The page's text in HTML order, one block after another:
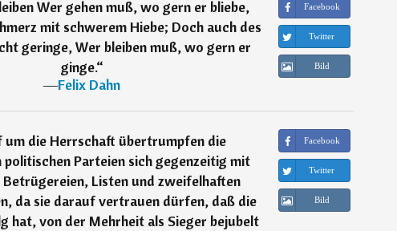
Wer gehen muß, wo gern er bliebe,
mit schwerem Hiebe; Doch auch des
geringe, Wer bleiben muß, wo gern er
ginge.“
―Felix Dahn
Facebook
Twitter
Bild
um die Herrschaft übertrumpfen die
politischen Parteien sich gegenzeitig mit
Listen und zweifelhaften
da sie darauf vertrauen dürfen, daß die
hat, von der Mehrheit als Sieger bejubelt
Facebook
Twitter
Bild